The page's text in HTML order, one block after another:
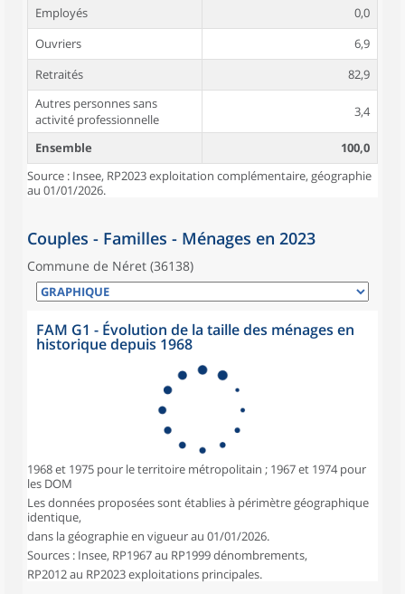
Employés
0,0
Ouvriers
6,9
Retraités
82,9
Autres personnes sans
activité professionnelle
3,4
Ensemble
100,0
Source : Insee, RP2023 exploitation complémentaire, géographie
au 01/01/2026.
Couples - Familles - Ménages en 2023
Commune de Néret (36138)
FAM G1 - Évolution de la taille des ménages en
historique depuis 1968
1968 et 1975 pour le territoire métropolitain ; 1967 et 1974 pour
les DOM
Les données proposées sont établies à périmètre géographique
identique,
dans la géographie en vigueur au 01/01/2026.
Sources : Insee, RP1967 au RP1999 dénombrements,
RP2012 au RP2023 exploitations principales.